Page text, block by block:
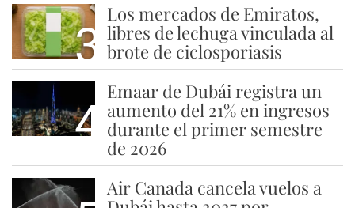
3
Los mercados de Emiratos,
libres de lechuga vinculada al
brote de ciclosporiasis
4
Emaar de Dubái registra un
aumento del 21% en ingresos
durante el primer semestre
de 2026
Air Canada cancela vuelos a